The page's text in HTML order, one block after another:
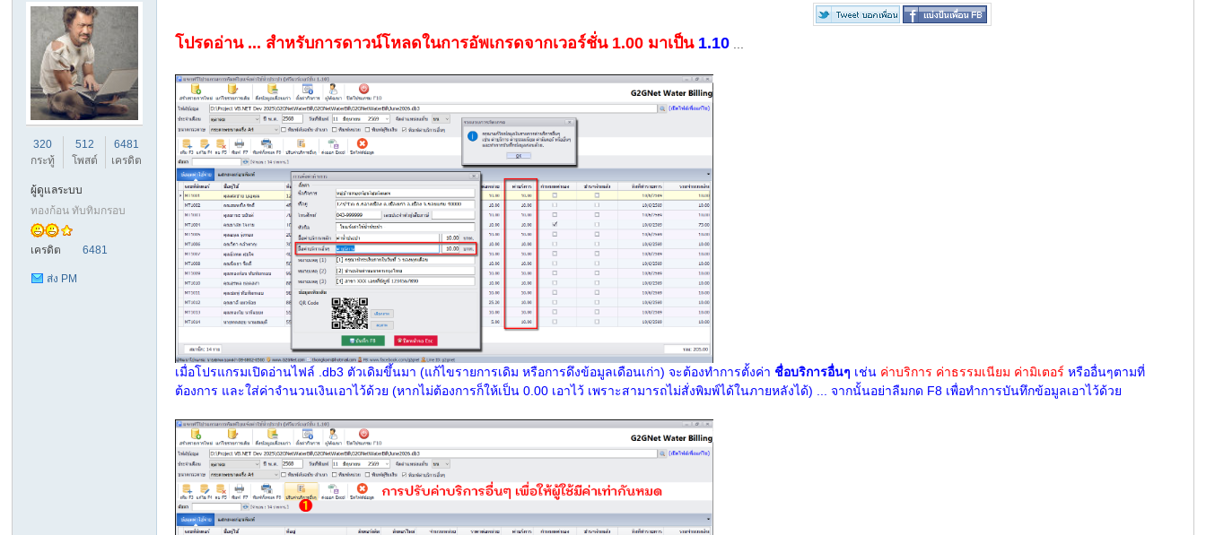
ชน
320
กระทู้
512
โพสต์
6481
เครดิต
ผู้ดูแลระบบ
ทองก้อน ทับทิมกรอบ
เครดิต 6481
ส่ง PM
โปรดอ่าน ... สำหรับการดาวน์โหลดในการอัพเกรดจากเวอร์ชั่น 1.00 มาเป็น 1.10
เมื่อโปรแกรมเปิดอ่านไฟล์ .db3 ตัวเดิมขึ้นมา (แก้ไขรายการเดิม หรือการดึงข้อมูลเดือนเก่า) จะต้องทำการตั้งค่า ชื่อบริการอื่นๆ เช่น ค่าบริการ ค่าธรรมเนียม ค่ามิเตอร์ หรืออื่นๆตามที่
ต้องการ และใส่ค่าจำนวนเงินเอาไว้ด้วย (หากไม่ต้องการก็ให้เป็น 0.00 เอาไว้ เพราะสามารถไม่สั่งพิมพ์ได้ในภายหลังได้) ... จากนั้นอย่าลืมกด F8 เพื่อทำการบันทึกข้อมูลเอาไว้ด้วย